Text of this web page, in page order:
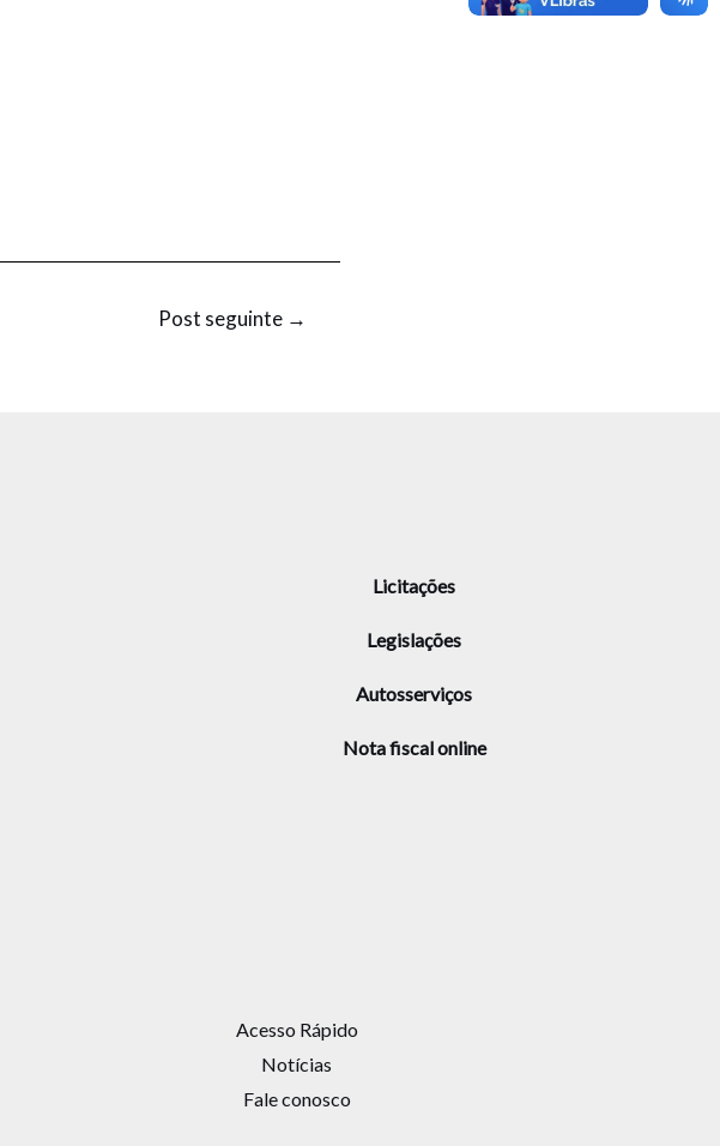
Post seguinte →
Licitações
Legislações
Autosserviços
Nota fiscal online
Acesso Rápido
Notícias
Fale conosco